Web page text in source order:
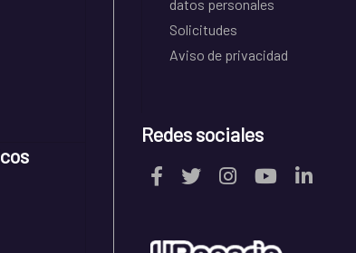
datos personales
Solicitudes
Aviso de privacidad
Redes sociales